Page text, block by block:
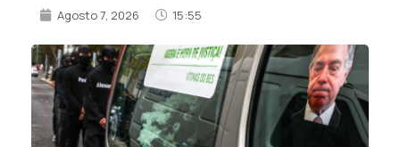
Agosto 7, 2026 15:55